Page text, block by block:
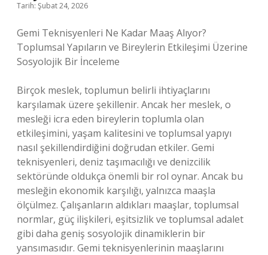
Tarih: Şubat 24, 2026
Gemi Teknisyenleri Ne Kadar Maaş Alıyor?
Toplumsal Yapıların ve Bireylerin Etkileşimi Üzerine
Sosyolojik Bir İnceleme
Birçok meslek, toplumun belirli ihtiyaçlarını
karşılamak üzere şekillenir. Ancak her meslek, o
mesleği icra eden bireylerin toplumla olan
etkileşimini, yaşam kalitesini ve toplumsal yapıyı
nasıl şekillendirdiğini doğrudan etkiler. Gemi
teknisyenleri, deniz taşımacılığı ve denizcilik
sektöründe oldukça önemli bir rol oynar. Ancak bu
mesleğin ekonomik karşılığı, yalnızca maaşla
ölçülmez. Çalışanların aldıkları maaşlar, toplumsal
normlar, güç ilişkileri, eşitsizlik ve toplumsal adalet
gibi daha geniş sosyolojik dinamiklerin bir
yansımasıdır. Gemi teknisyenlerinin maaşlarını